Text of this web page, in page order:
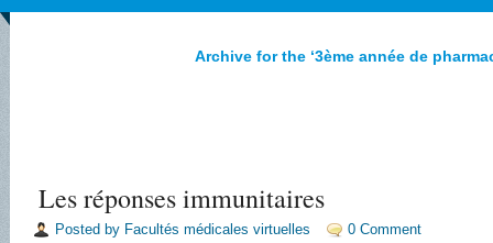
Archive for the ‘3ème année de
Les réponses immunitaires
Posted by Facultés médicales virtuelles
0 Comment